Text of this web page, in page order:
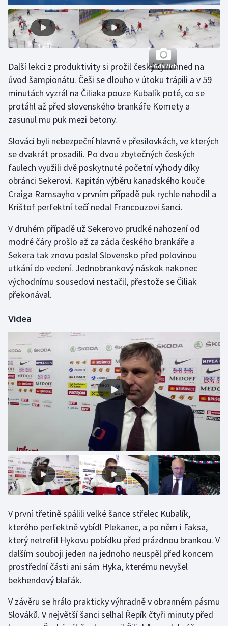
Olympijské hry
Parasport
Plážový volejbal
Ragby
Rychlobruslení
Rychlostní kanoistika
Short track
Sportovní střelba
Stolní tenis
Triatlon
Veslování
Vodní slalom
Volejbal
Ostatní
+ 6 dalších
Další lekci z produktivity si prožil český tým hned na
úvod šampionátu. Češi se dlouho v útoku trápili a v 59
minutách vyzrál na Čiliaka pouze Kubalík poté, co se
protáhl až před slovenského brankáře Komety a
zasunul mu puk mezi betony.
Slováci byli nebezpeční hlavně v přesilovkách, ve kterých
se dvakrát prosadili. Po dvou zbytečných českých
faulech využili dvě poskytnuté početní výhody díky
obránci Sekerovi. Kapitán výběru kanadského kouče
Craiga Ramsayho v prvním případě puk rychle nahodil a
Krištof perfektní tečí nedal Francouzovi šanci.
V druhém případě už Sekerovo prudké nahození od
modré čáry prošlo až za záda českého brankáře a
Sekera tak znovu poslal Slovensko před polovinou
utkání do vedení. Jednobrankový náskok nakonec
východnímu sousedovi nestačil, přestože se Čiliak
překonával.
Videa
V první třetině spálili velké šance střelec Kubalík,
kterého perfektně vybídl Plekanec, a po něm i Faksa,
který netrefil Hykovu pobídku před prázdnou brankou. V
dalším souboji jeden na jednoho neuspěl před koncem
prostřední části ani sám Hyka, kterému nevyšel
bekhendový blafák.
V závěru se hrálo prakticky výhradně v obranném pásmu
Slováků. V největší šanci selhal Řepík čtyři minuty před